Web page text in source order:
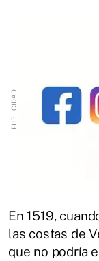
En 1519,
las costas de
que no podría